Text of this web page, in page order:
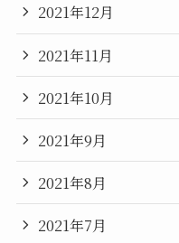
2021年12月
2021年11月
2021年10月
2021年9月
2021年8月
2021年7月